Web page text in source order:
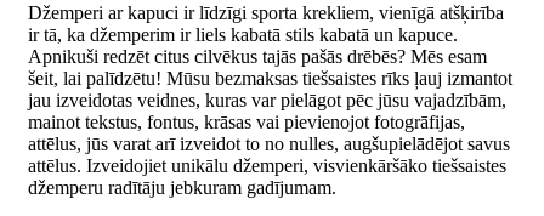
Džemperi ar kapuci ir līdzīgi sporta krekliem, vienīgā atšķirība
ir tā, ka džemperim ir liels kabatā stils kabatā un kapuce.
Apnikuši redzēt citus cilvēkus tajās pašās drēbēs? Mēs esam
šeit, lai palīdzētu! Mūsu bezmaksas tiešsaistes rīks ļauj izmantot
jau izveidotas veidnes, kuras var pielāgot pēc jūsu vajadzībām,
mainot tekstus, fontus, krāsas vai pievienojot fotogrāfijas,
attēlus, jūs varat arī izveidot to no nulles, augšupielādējot savus
attēlus. Izveidojiet unikālu džemperi, visvienkāršāko tiešsaistes
džemperu radītāju jebkuram gadījumam.